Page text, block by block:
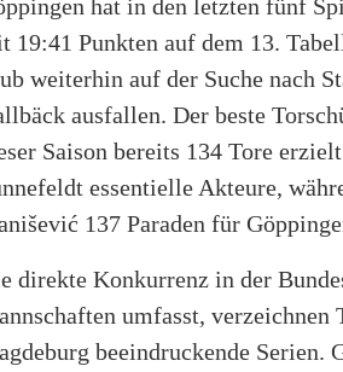
hat in den letzten fünf
19:41 Punkten auf dem 13.
weiterhin auf der Suche nach
ausfallen. Der beste
Saison bereits 134 Tore
essentielle Akteure,
137 Paraden für
direkte Konkurrenz in der
umfasst, verzeichnen
beeindruckende Serien.